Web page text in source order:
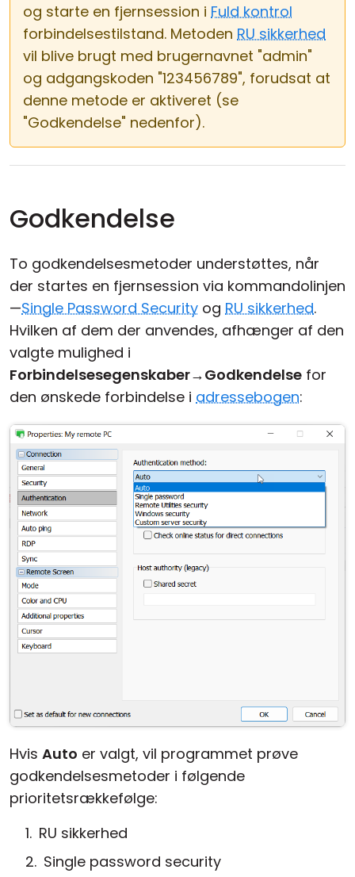
og starte en fjernsession i Fuld kontrol
forbindelsestilstand. Metoden RU sikkerhed
vil blive brugt med brugernavnet "admin"
og adgangskoden "123456789", forudsat at
denne metode er aktiveret (se
"Godkendelse" nedenfor).
Godkendelse
To godkendelsesmetoder understøttes, når
der startes en fjernsession via kommandolinjen
—Single Password Security og RU sikkerhed.
Hvilken af dem der anvendes, afhænger af den
valgte mulighed i
Forbindelsesegenskaber→Godkendelse for
den ønskede forbindelse i adressebogen:
Hvis Auto er valgt, vil programmet prøve
godkendelsesmetoder i følgende
prioritetsrækkefølge:
RU sikkerhed
Single password security